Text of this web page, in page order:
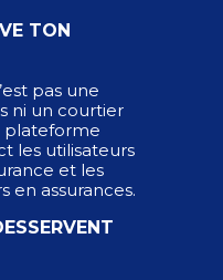
TON
pas une
ni un courtier
plateforme
les utilisateurs
et les
en assurances.